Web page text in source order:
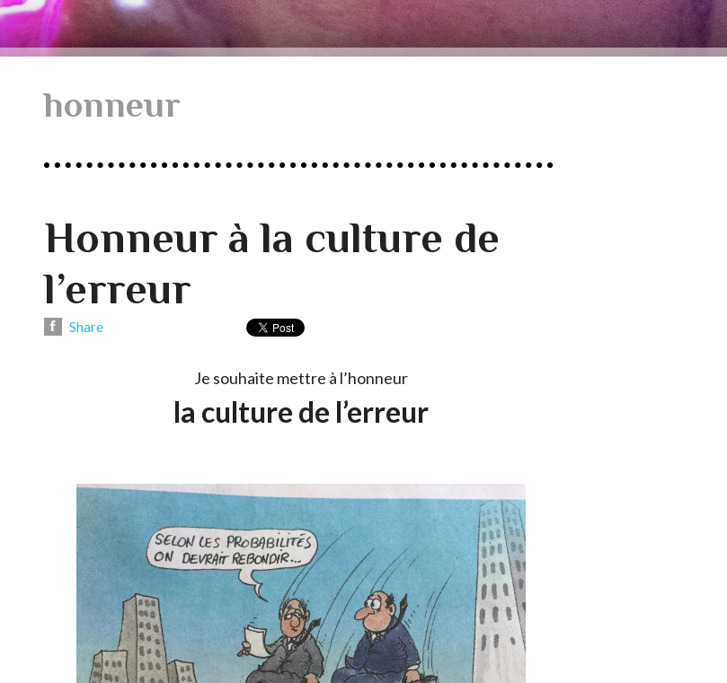
honneur
Honneur à la culture de
l’erreur
Share
Je souhaite mettre à l’honneur
la culture de l’erreur